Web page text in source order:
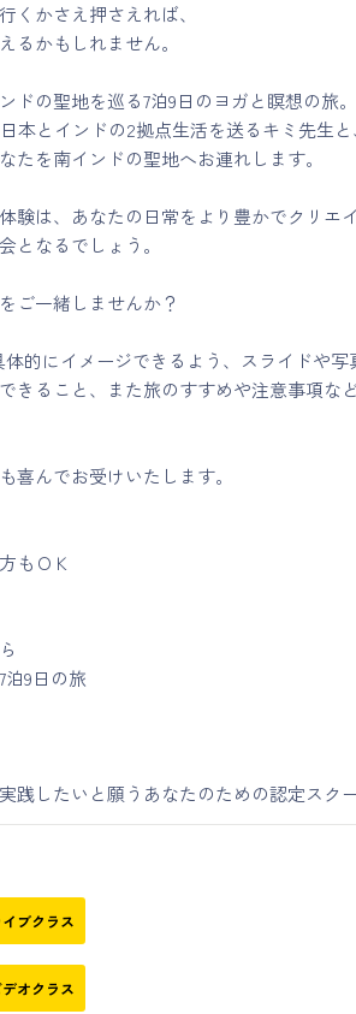
くかさえ押さえれば、
るかもしれません。
ドの聖地を巡る7泊9日のヨガと瞑想の旅。
本とインドの2拠点生活を送るキミ先生
たを南インドの聖地へお連れします。
験は、あなたの日常をより豊かでクリエ
となるでしょう。
ご一緒しませんか？
的にイメージできるよう、スライドや写
きること、また旅のすすめや注意事項な
喜んでお受けいたします。
もＯＫ
9日の旅
践したいと願うあなたのための認定スク
ブクラス
オクラス